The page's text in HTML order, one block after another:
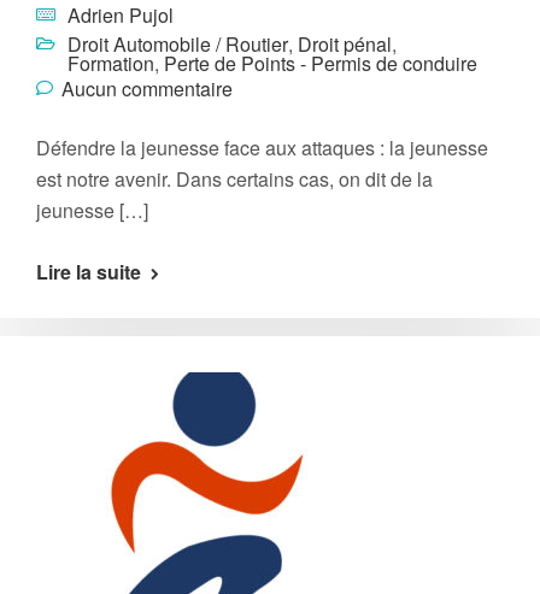
Adrien Pujol
Droit Automobile / Routier, Droit pénal,
Formation, Perte de Points - Permis de conduire
Aucun commentaire
Défendre la jeunesse face aux attaques : la jeunesse
est notre avenir. Dans certains cas, on dit de la
jeunesse […]
Lire la suite